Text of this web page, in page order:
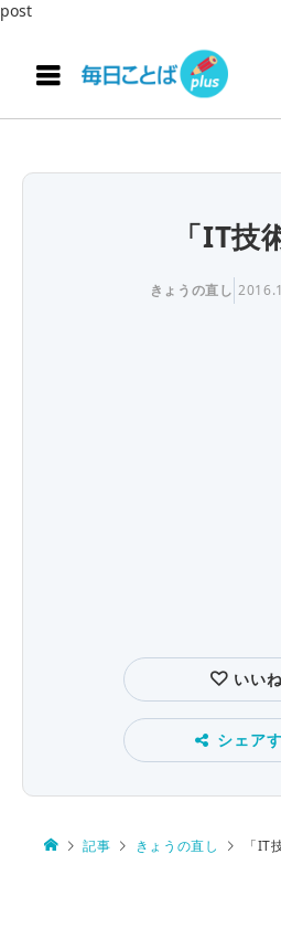
post
「IT技
きょうの直し
いい
シェア
記事 きょうの直し 「IT